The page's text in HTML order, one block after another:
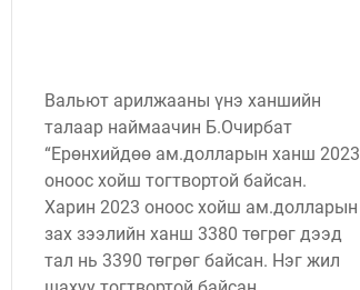
Вальют арилжааны үнэ ханшийн
талаар наймаачин Б.Очирбат
“Ерөнхийдөө ам.долларын ханш 2023
оноос хойш тогтвортой байсан.
Харин 2023 оноос хойш ам.долларын
зах зээлийн ханш 3380 төгрөг дээд
тал нь 3390 төгрөг байсан. Нэг жил